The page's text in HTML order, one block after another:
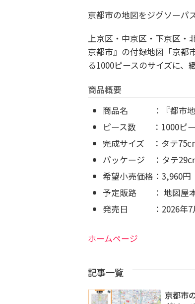
京都市の地図をジグソーパ
上京区・中京区・下京区・
京都市』の付録地図「京都
る1000ピースのサイズに、
商品概要
商品名 ：『都市地図
ピース数 ：1000ピ
完成サイズ ：タテ
パッケージ ：タテ
希望小売価格：3,960円
予定販路 ： 地図屋本
発売日 ：2026年7
ホームページ
記事一覧
京都市